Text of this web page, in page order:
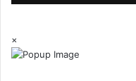
×